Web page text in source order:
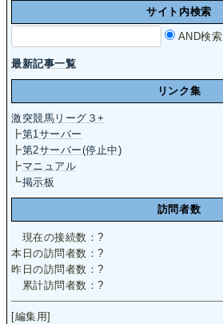
サイト内検索
AND検索
最新記事一覧
リンク集
激突競馬リーグ３+
┣第1サーバー
┣第2サーバー(停止中)
┣マニュアル
┗掲示板
訪問者数
現在の接続数：?
本日の訪問者数：?
昨日の訪問者数：?
累計訪問者数：?
[編集用]